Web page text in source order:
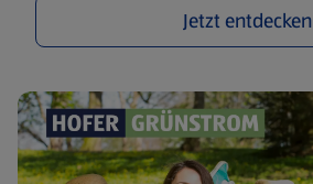
Jetzt entdecken